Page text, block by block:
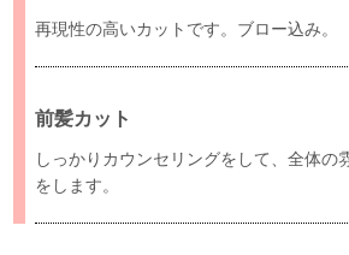
再現性の高いカットです。ブロー込み。
前髪カット
しっかりカウンセリングをして、全体の
をします。